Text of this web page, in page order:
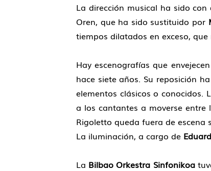
La dirección musical ha sido
Oren, que ha sido sustituido por
tiempos dilatados en exceso,
Hay escenografías que
hace siete años. Su reposición
elementos clásicos o conocidos.
a los cantantes a moverse
Rigoletto queda fuera de escena
La iluminación, a cargo de
La Bilbao Orkestra Sinfonikoa